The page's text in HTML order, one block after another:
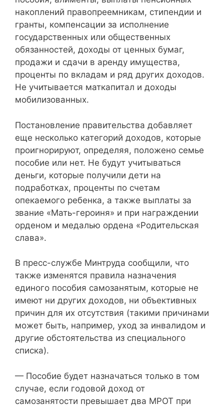
накоплений правопреемникам, стипендии и
гранты, компенсации за исполнение
государственных или общественных
обязанностей, доходы от ценных бумаг,
продажи и сдачи в аренду имущества,
проценты по вкладам и ряд других доходов.
Не учитывается маткапитал и доходы
мобилизованных.
Постановление правительства добавляет
еще несколько категорий доходов, которые
проигнорируют, определяя, положено семье
пособие или нет. Не будут учитываться
деньги, которые получили дети на
подработках, проценты по счетам
опекаемого ребенка, а также выплаты за
звание «Мать-героиня» и при награждении
орденом и медалью ордена «Родительская
слава».
В пресс-службе Минтруда сообщили, что
также изменятся правила назначения
единого пособия самозанятым, которые не
имеют ни других доходов, ни объективных
причин для их отсутствия (такими причинами
может быть, например, уход за инвалидом и
другие обстоятельства из специального
списка).
— Пособие будет назначаться только в том
случае, если годовой доход от
самозанятости превышает два МРОТ при